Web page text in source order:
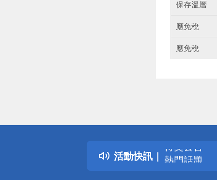
保存溫層
應免稅
應免稅
活動快訊
詐騙網頁！
得獎公告
熱門話題
銀行優惠